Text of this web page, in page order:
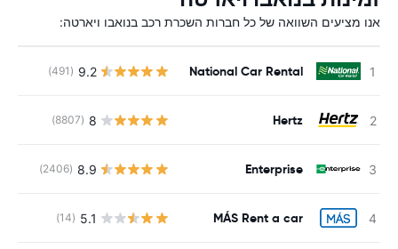
אנו מציעים השוואה של כל חברות השכרת רכב בנואבו ויארטה:
National Car Rental
9.2
(491)
Hertz
8
(8807)
Enterprise
8.9
(2406)
MÁS Rent a car
5.1
(14)